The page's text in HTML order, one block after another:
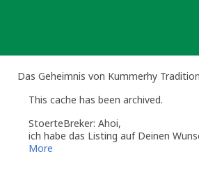
Das Geheimnis von Kummerhy
This cache has been archived.
StoerteBreker: Ahoi,
ich habe das Listing auf Deinen
Wusstest Du schon, dass Du das
More